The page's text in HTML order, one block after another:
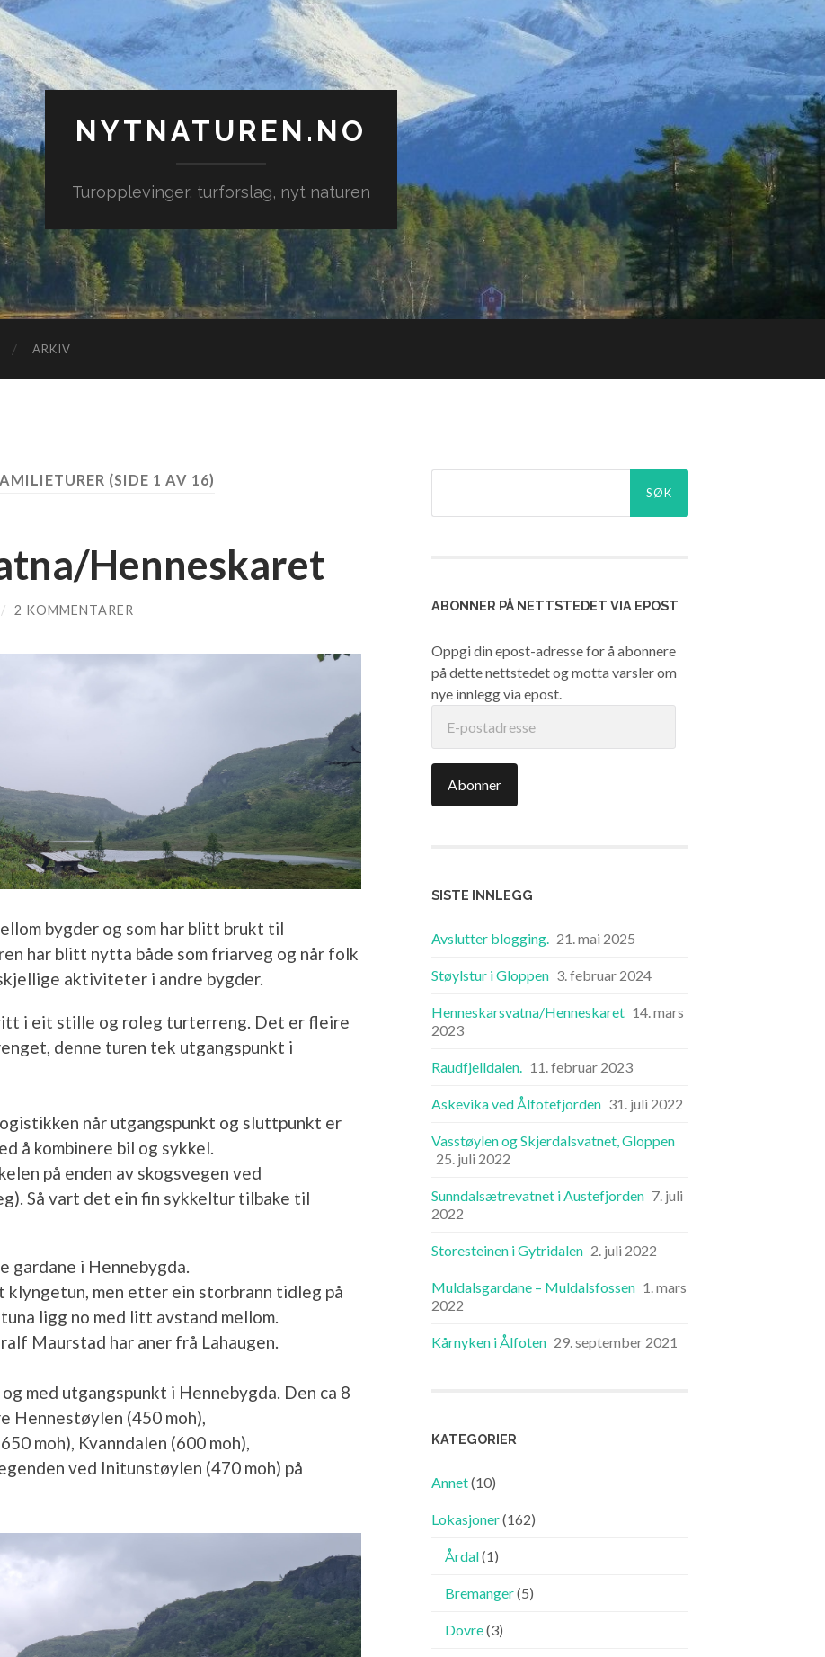
NYTNATUREN.NO
Turopplevinger, turforslag, nyt naturen
ARKIV
(SIDE 1 AV 16)
Henneskaret
/ 2 KOMMENTARER
bygder og som har blitt brukt til
har blitt nytta både som friarveg og når folk
aktiviteter i andre bygder.
i eit stille og roleg turterreng. Det er fleire
denne turen tek utgangspunkt i
når utgangspunkt og sluttpunkt er
å kombinere bil og sykkel.
på enden av skogsvegen ved
Så vart det ein fin sykkeltur tilbake til
gardane i Hennebygda.
men etter ein storbrann tidleg på
ligg no med litt avstand mellom.
Maurstad har aner frå Lahaugen.
med utgangspunkt i Hennebygda. Den ca 8
Hennestøylen (450 moh),
moh), Kvanndalen (600 moh),
ved Initunstøylen (470 moh) på
ABONNER PÅ NETTSTEDET VIA EPOST
Oppgi din epost-adresse for å abonnere
på dette nettstedet og motta varsler om
nye innlegg via epost.
postadresse
Abonner
SISTE INNLEGG
Avslutter blogging. 21. mai 2025
Støylstur i Gloppen 3. februar 2024
Henneskarsvatna/Henneskaret 14. mars
2023
Raudfjelldalen. 11. februar 2023
Askevika ved Ålfotefjorden 31. juli 2022
Vasstøylen og Skjerdalsvatnet, Gloppen
25. juli 2022
Sunndalsætrevatnet i Austefjorden 7. juli
2022
Storesteinen i Gytridalen 2. juli 2022
Muldalsgardane – Muldalsfossen 1. mars
2022
Kårnyken i Ålfoten 29. september 2021
KATEGORIER
Annet(10)
Lokasjoner(162)
Årdal(1)
Bremanger(5)
Dovre(3)